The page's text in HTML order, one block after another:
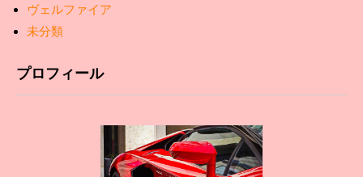
ヴェルファイア
未分類
プロフィール